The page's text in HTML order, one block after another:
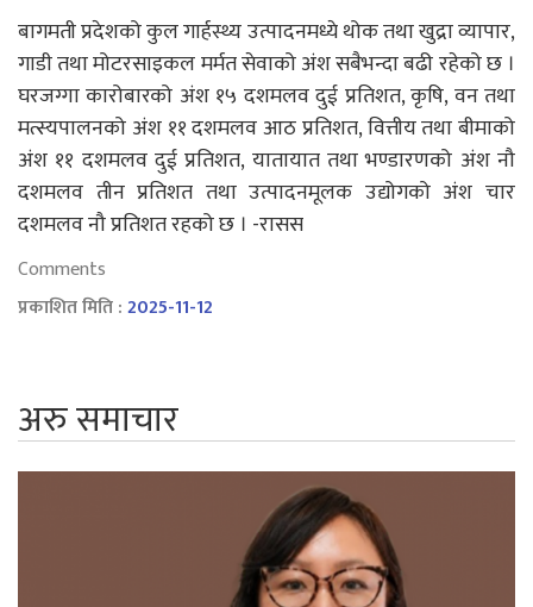
बागमती प्रदेशको कुल गार्हस्थ्य उत्पादनमध्ये थोक तथा खुद्रा व्यापार,
गाडी तथा मोटरसाइकल मर्मत सेवाको अंश सबैभन्दा बढी रहेको छ ।
घरजग्गा कारोबारको अंश १५ दशमलव दुई प्रतिशत, कृषि, वन तथा
मत्स्यपालनको अंश ११ दशमलव आठ प्रतिशत, वित्तीय तथा बीमाको
अंश ११ दशमलव दुई प्रतिशत, यातायात तथा भण्डारणको अंश नौ
दशमलव तीन प्रतिशत तथा उत्पादनमूलक उद्योगको अंश चार
दशमलव नौ प्रतिशत रहको छ । -रासस
Comments
प्रकाशित मिति :2025-11-12
अरु समाचार